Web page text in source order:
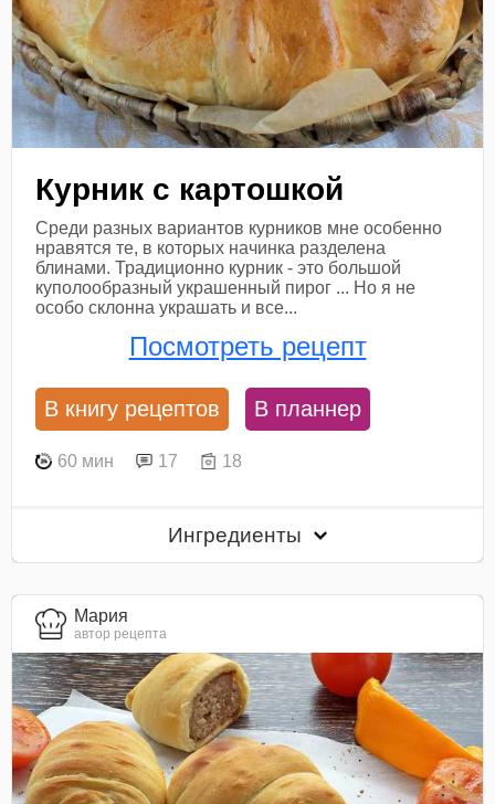
Курник с картошкой
Среди разных вариантов курников мне особенно
нравятся те, в которых начинка разделена
блинами. Традиционно курник - это большой
куполообразный украшенный пирог ... Но я не
особо склонна украшать и все...
Посмотреть рецепт
В книгу рецептов В планнер
60 мин 17 18
Ингредиенты
Мария
автор рецепта